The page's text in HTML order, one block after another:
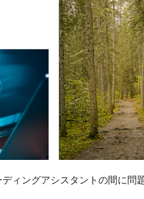
ィングアシスタントの間に問